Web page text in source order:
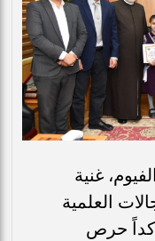
غنية
العلمية
حرص